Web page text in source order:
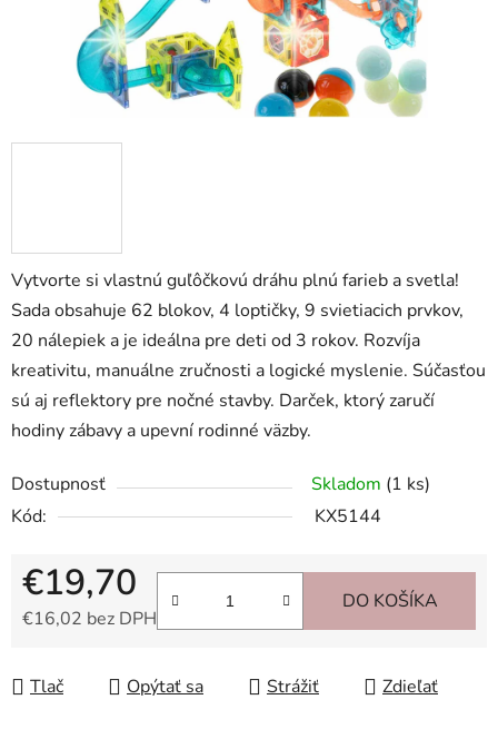
Vytvorte si vlastnú guľôčkovú dráhu plnú farieb a svetla!
Sada obsahuje 62 blokov, 4 loptičky, 9 svietiacich prvkov,
20 nálepiek a je ideálna pre deti od 3 rokov. Rozvíja
kreativitu, manuálne zručnosti a logické myslenie. Súčasťou
sú aj reflektory pre nočné stavby. Darček, ktorý zaručí
hodiny zábavy a upevní rodinné väzby.
Dostupnosť Skladom (1 ks)
Kód:
KX5144
€19,70
€16,02 bez DPH
DO KOŠÍKA
Tlač Opýtať sa Strážiť Zdieľať